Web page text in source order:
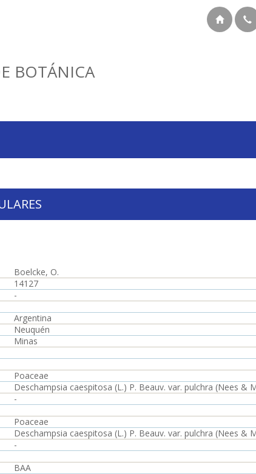
BOTÁNICA
Boelcke, O.
14127
-
Argentina
Neuquén
Minas
Poaceae
Deschampsia caespitosa (L.) P. Beauv. var. pulchra (Nees &
-
Poaceae
Deschampsia caespitosa (L.) P. Beauv. var. pulchra (Nees &
-
BAA